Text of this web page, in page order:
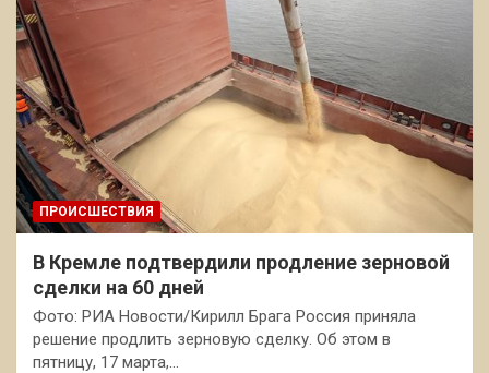
ПРОИСШЕСТВИЯ
В Кремле подтвердили продление зерновой
сделки на 60 дней
Фото: РИА Новости/Кирилл Брага Россия приняла
решение продлить зерновую сделку. Об этом в
пятницу, 17 марта,…